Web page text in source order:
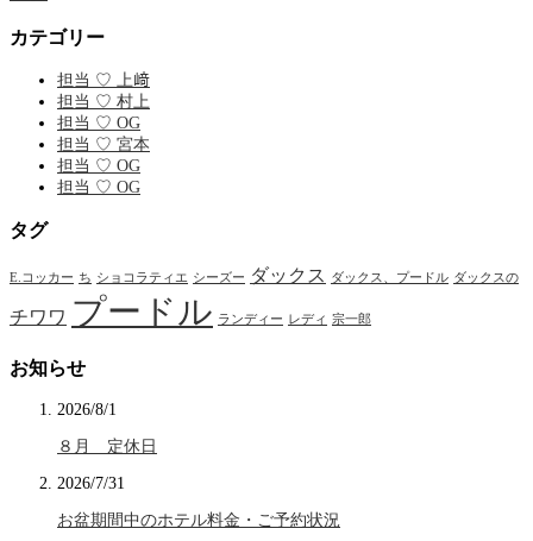
カテゴリー
担当 ♡ 上﨑
担当 ♡ 村上
担当 ♡ OG
担当 ♡ 宮本
担当 ♡ OG
担当 ♡ OG
タグ
E.コッカー ち ショコラティエ シーズー ダックス ダックス、プードル ダックスの
チワワ プードル ランディー レディ 宗一郎
お知らせ
2026/8/1
８月 定休日
2026/7/31
お盆期間中のホテル料金・ご予約状況